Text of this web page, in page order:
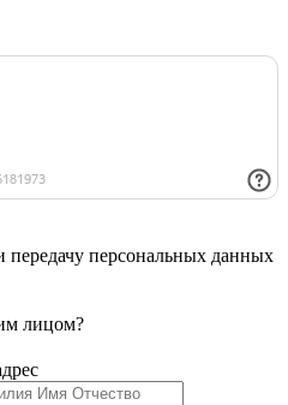
передачу персональных данных
лицом?